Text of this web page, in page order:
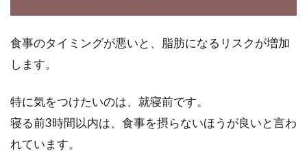
食事のタイミングが悪いと、脂肪になるリスクが増加
します。
特に気をつけたいのは、就寝前です。
寝る前3時間以内は、食事を摂らないほうが良いと言わ
れています。